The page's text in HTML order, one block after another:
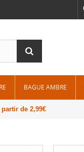
BAGUE AMBRE
de 2,99€